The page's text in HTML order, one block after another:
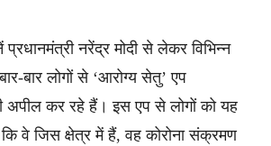
नरेंद्र मोदी से लेकर विभिन्न
बार लोगों से ‘आरोग्य सेतु’ एप
अपील कर रहे हैं। इस एप से लोगों को यह
कि वे जिस क्षेत्र में हैं, वह कोरोना संक्रमण